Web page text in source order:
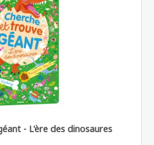
- L'ère des dinosaures